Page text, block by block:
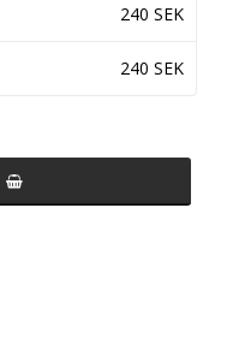
240 SEK
240 SEK